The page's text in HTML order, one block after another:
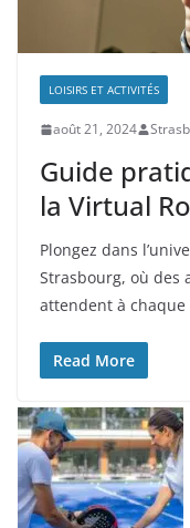
LOISIRS ET ACTIVITÉS
août 21, 2024
Guide
la Virtual
Plongez dans
Strasbourg, où des
attendent à chaque
Read More